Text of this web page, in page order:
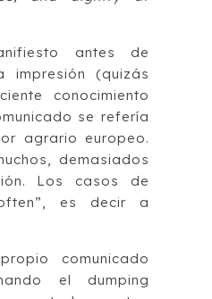
antes de
(quizás
conocimiento
se refería
agrario europeo.
demasiados
Los casos de
es decir a
comunicado
el dumping